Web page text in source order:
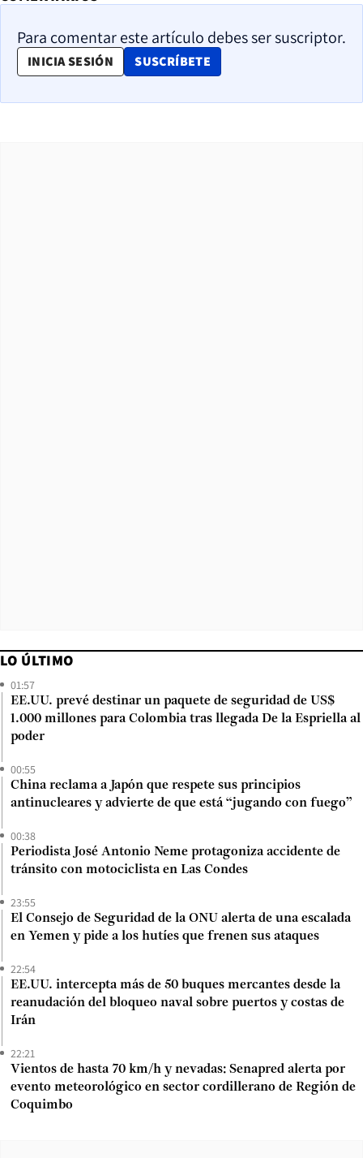
Para comentar este artículo debes ser suscriptor.
INICIA SESIÓN SUSCRÍBETE
OPENS IN NEW WINDOW
LO ÚLTIMO
01:57
EE.UU. prevé destinar un paquete de seguridad de US$
1.000 millones para Colombia tras llegada De la Espriella al
poder
00:55
China reclama a Japón que respete sus principios
antinucleares y advierte de que está “jugando con fuego”
00:38
Periodista José Antonio Neme protagoniza accidente de
tránsito con motociclista en Las Condes
23:55
El Consejo de Seguridad de la ONU alerta de una escalada
en Yemen y pide a los hutíes que frenen sus ataques
22:54
EE.UU. intercepta más de 50 buques mercantes desde la
reanudación del bloqueo naval sobre puertos y costas de
Irán
22:21
Vientos de hasta 70 km/h y nevadas: Senapred alerta por
evento meteorológico en sector cordillerano de Región de
Coquimbo